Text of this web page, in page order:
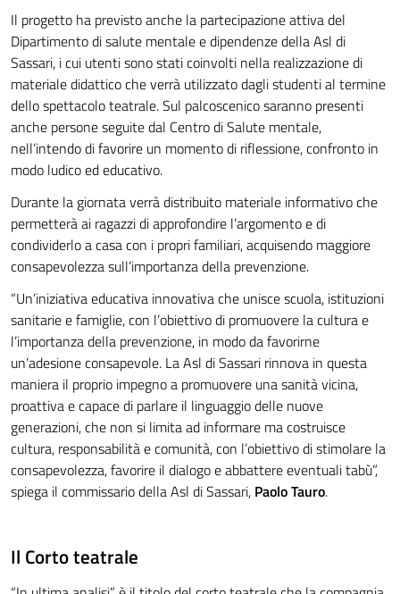
Il progetto ha previsto anche la partecipazione attiva del
Dipartimento di salute mentale e dipendenze della Asl di
Sassari, i cui utenti sono stati coinvolti nella realizzazione di
materiale didattico che verrà utilizzato dagli studenti al termine
dello spettacolo teatrale. Sul palcoscenico saranno presenti
anche persone seguite dal Centro di Salute mentale,
nell’intendo di favorire un momento di riflessione, confronto in
modo ludico ed educativo.
Durante la giornata verrà distribuito materiale informativo che
permetterà ai ragazzi di approfondire l’argomento e di
condividerlo a casa con i propri familiari, acquisendo maggiore
consapevolezza sull’importanza della prevenzione.
“Un’iniziativa educativa innovativa che unisce scuola, istituzioni
sanitarie e famiglie, con l’obiettivo di promuovere la cultura e
l’importanza della prevenzione, in modo da favorirne
un’adesione consapevole. La Asl di Sassari rinnova in questa
maniera il proprio impegno a promuovere una sanità vicina,
proattiva e capace di parlare il linguaggio delle nuove
generazioni, che non si limita ad informare ma costruisce
cultura, responsabilità e comunità, con l’obiettivo di stimolare la
consapevolezza, favorire il dialogo e abbattere eventuali tabù”,
spiega il commissario della Asl di Sassari, Paolo Tauro.
Il Corto teatrale